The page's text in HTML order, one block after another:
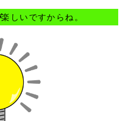
楽しいですからね。